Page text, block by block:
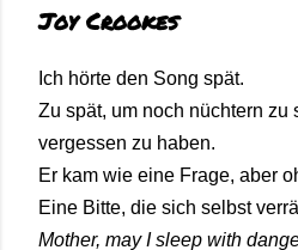
JoyCrookes
Ich hörte den Song spät.
Zu spät, um noch nüchtern zu
vergessen zu haben.
Er kam wie eine Frage, aber
Eine Bitte, die sich selbst
Mother, mayIsleep with